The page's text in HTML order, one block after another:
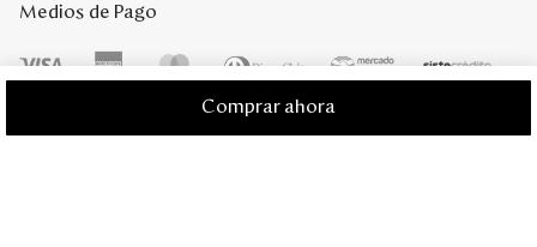
Comprar ahora
Medios de Pago